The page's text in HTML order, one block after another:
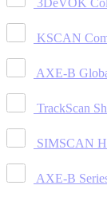
KSCAN
AXE-B
TrackScan
SIMSCAN
AXE-B